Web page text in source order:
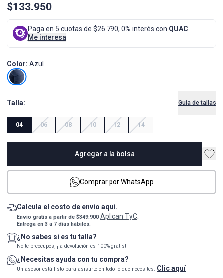
$133.950
Paga en 5 cuotas de $26.790, 0% interés con QUAC.
Me interesa
Color: Azul
Talla: Guía de tallas
04 06 08 10 12 14
Agregar a la bolsa
Comprar por WhatsApp
Calcula el costo de envío aquí.
Envío gratis a partir de $349.900Aplican TyC.
Entrega en 3 a 7 días hábiles.
¿No sabes si es tu talla?
No te preocupes, ¡la devolución es 100% gratis!
¿Necesitas ayuda con tu compra?
Un asesor está listo para asistirte en todo lo que necesites. Clic aquí